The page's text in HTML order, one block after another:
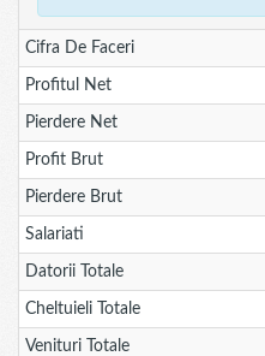
Cifra De Faceri
Profitul Net
Pierdere Net
Profit Brut
Pierdere Brut
Salariati
Datorii Totale
Cheltuieli Totale
Venituri Totale